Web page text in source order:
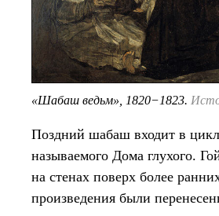
«Шабаш ведьм», 1820−1823.
Поздний шабаш входит в
называемого Дома глухого.
на стенах поверх более
произведения были